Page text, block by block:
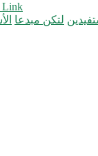
لتكن مبدعا